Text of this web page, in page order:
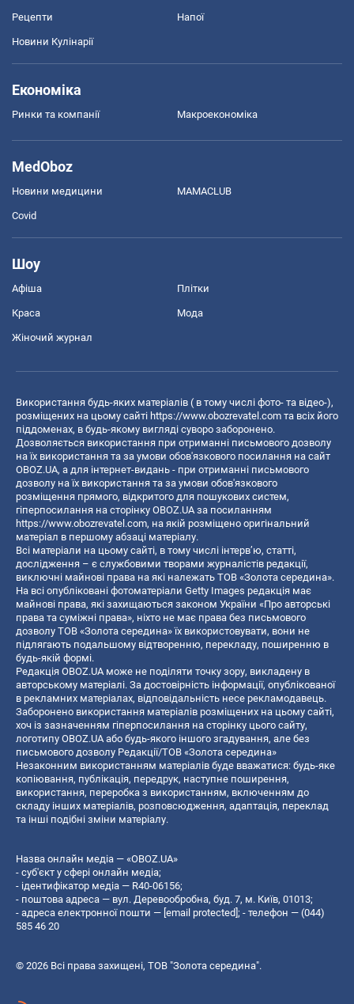
Рецепти Напої
Новини Кулінарії
Економіка
Ринки та компанії Макроекономіка
MedOboz
Новини медицини MAMACLUB
Covid
Шоу
Афіша Плітки
Краса Мода
Жіночий журнал
Використання будь-яких матеріалів ( в тому числі фото- та відео-),
розміщених на цьому сайті https://www.obozrevatel.com та всіх його
піддоменах, в будь-якому вигляді суворо заборонено.
Дозволяється використання при отриманні письмового дозволу
на їх використання та за умови обов'язкового посилання на сайт
OBOZ.UA, а для інтернет-видань - при отриманні письмового
дозволу на їх використання та за умови обов'язкового
розміщення прямого, відкритого для пошукових систем,
гіперпосилання на сторінку OBOZ.UA за посиланням
https://www.obozrevatel.com, на якій розміщено оригінальний
матеріал в першому абзаці матеріалу.
Всі матеріали на цьому сайті, в тому числі інтерв’ю, статті,
дослідження – є службовими творами журналістів редакції,
виключні майнові права на які належать ТОВ «Золота середина».
На всі опубліковані фотоматеріали Getty Images редакція має
майнові права, які захищаються законом України «Про авторські
права та суміжні права», ніхто не має права без письмового
дозволу ТОВ «Золота середина» їх використовувати, вони не
підлягають подальшому відтворенню, перекладу, поширенню в
будь-якій формі.
Редакція OBOZ.UA може не поділяти точку зору, викладену в
авторському матеріалі. За достовірність інформації, опублікованої
в рекламних матеріалах, відповідальність несе рекламодавець.
Заборонено використання матеріалів розміщених на цьому сайті,
хоч із зазначенням гіперпосилання на сторінку цього сайту,
логотипу OBOZ.UA або будь-якого іншого згадування, але без
письмового дозволу Редакції/ТОВ «Золота середина»
Незаконним використанням матеріалів буде вважатися: будь-яке
копiювання, публiкацiя, передрук, наступне поширення,
використання, переробка з використанням, включенням до
складу інших матеріалів, розповсюдження, адаптація, переклад
та інші подібні зміни матеріалу.
Назва онлайн медіа — «OBOZ.UA»
- суб'єкт у сфері онлайн медіа;
- ідентифікатор медіа — R40-06156;
- поштова адреса — вул. Деревообробна, буд. 7, м. Київ, 01013;
- адреса електронної пошти — [email protected]; - телефон — (044)
585 46 20
© 2026 Всі права захищені, ТОВ "Золота середина".